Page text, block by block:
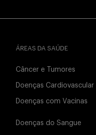
ÁREAS DA SAÚDE
Câncer e Tumores
Doenças Cardiovascular
Doenças com Vacinas
Doenças do Sangue